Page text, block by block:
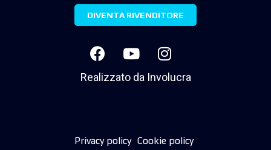
DIVENTA RIVENDITORE
Realizzato da Involucra
Privacy policy Cookie policy